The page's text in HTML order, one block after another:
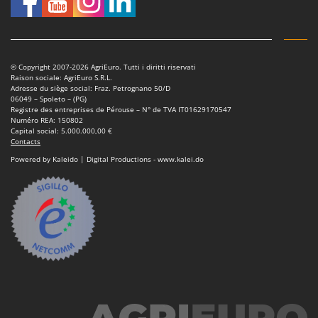
Scies alternatives à batterie
Sécateurs et Échenilloirs manuels
Sécateurs pneumatiques
Semoirs et Épandeurs d'engrais
Socs pour tracteur
Souffleurs aspirateurs pour Feuilles
Soufreuses - Poudreuses à dos
Soufreuses - Poudreuses pour tracteur
T
Taille-haies
Taille-haies à bras pour tracteur
Tondeuses à Gazon
Intex
J JOLLY ITALIA
K
KAAZ
Karcher
Kasco
Kemper
Keter
KitchenAid
Komo
© Copyright 2007-2026 AgriEuro. Tutti i diritti riservati
Raison sociale: AgriEuro S.R.L.
Adresse du siège social: Fraz. Petrognano 50/D
06049 – Spoleto – (PG)
Registre des entreprises de Pérouse – N° de TVA IT01629170547
Numéro REA: 150802
Capital social: 5.000.000,00 €
Contacts
Powered by Kaleido | Digital Productions - www.kalei.do